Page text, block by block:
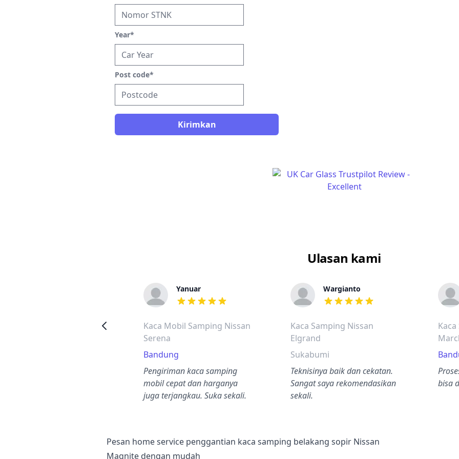
Year*
Post code*
Kirimkan
Ulasan kami
dari ulasan adalah bintang lima
Mobil Samping Nissan
Yanuar
dari ulasan adalah bintang lima
Kaca Mobil Samping Nissan
Serena
Bandung
Pengiriman kaca samping
mobil cepat dan harganya
juga terjangkau. Suka sekali.
Wargianto
dari ulasan adalah bintang lima
Kaca Samping Nissan
Elgrand
Sukabumi
Teknisinya baik dan cekatan.
Sangat saya rekomendasikan
sekali.
bisa
Pesan home service penggantian kaca samping belakang sopir Nissan
Magnite dengan mudah